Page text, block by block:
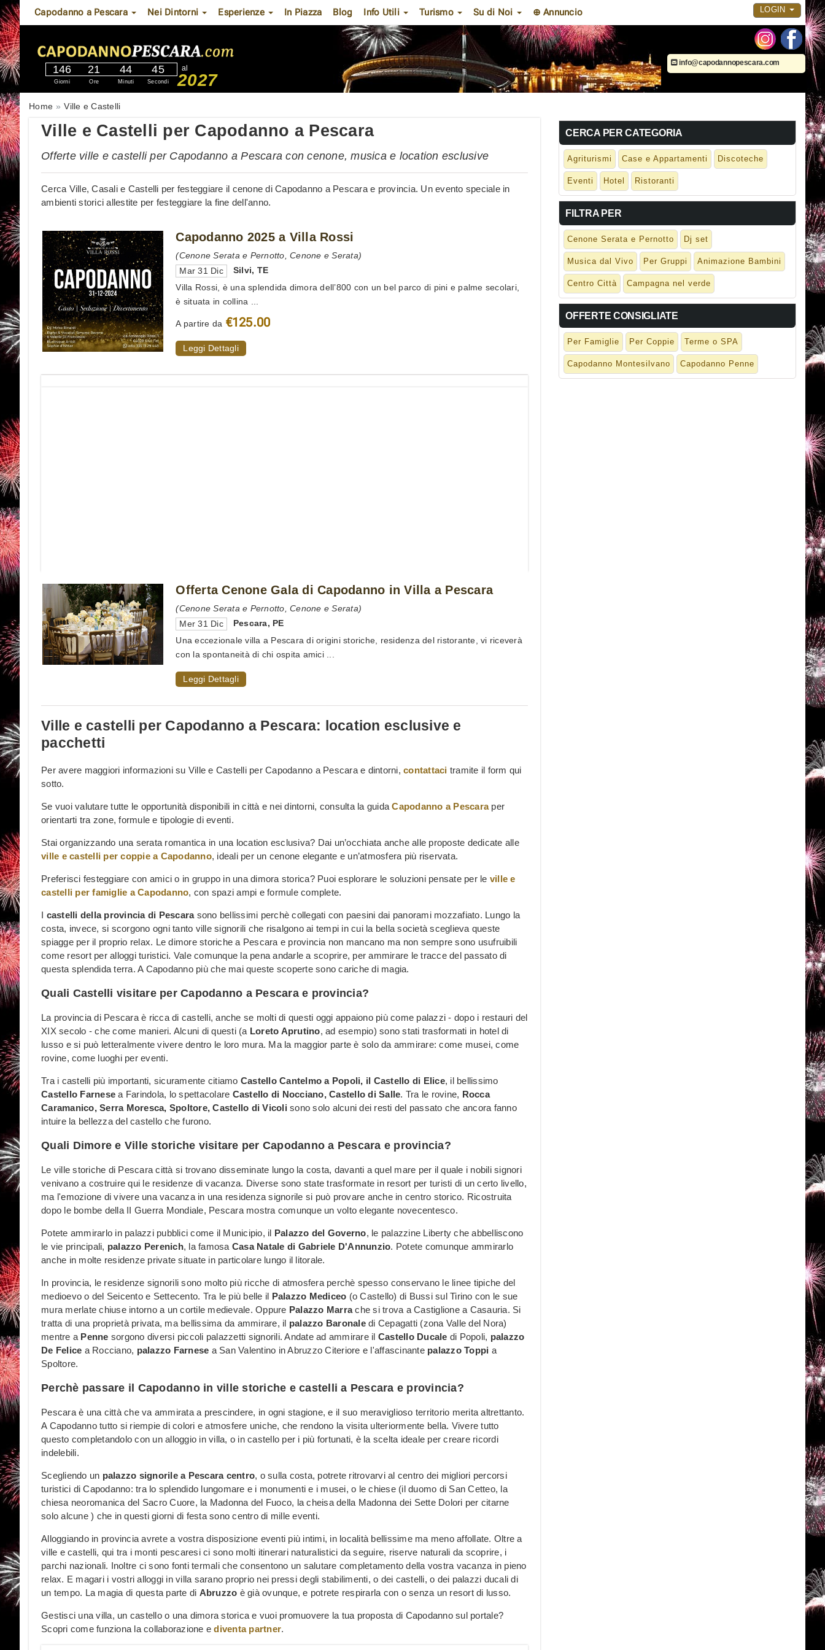
Capodanno a Pescara Nei Dintorni Esperienze In Piazza Blog Info Utili Turismo Su di Noi ⊕ Annuncio LOGIN
146
Giorni
21
Ore
44
Minuti
44
Secondi
al
2027
info@capodannopescara.com
Home Ville e Castelli
Ville e Castelli per Capodanno a Pescara
Offerte ville e castelli per Capodanno a Pescara con cenone, musica e location esclusive
Cerca Ville, Casali e Castelli per festeggiare il cenone di Capodanno a Pescara e provincia. Un evento speciale in
ambienti storici allestite per festeggiare la fine dell'anno.
Capodanno 2025 a Villa Rossi
(Cenone Serata e Pernotto, Cenone e Serata)
Mar 31 Dic
Silvi, TE
Villa Rossi, è una splendida dimora dell’800 con un bel parco di pini e palme secolari,
è situata in collina ...
A partire da €125.00
Leggi Dettagli
Offerta Cenone Gala di Capodanno in Villa a Pescara
(Cenone Serata e Pernotto, Cenone e Serata)
Mer 31 Dic
Pescara, PE
Una eccezionale villa a Pescara di origini storiche, residenza del ristorante, vi riceverà
con la spontaneità di chi ospita amici ...
Leggi Dettagli
Ville e castelli per Capodanno a Pescara: location esclusive e
pacchetti
Per avere maggiori informazioni su Ville e Castelli per Capodanno a Pescara e dintorni, contattaci tramite il form qui
sotto.
Se vuoi valutare tutte le opportunità disponibili in città e nei dintorni, consulta la guidaCapodanno a Pescaraper
orientarti tra zone, formule e tipologie di eventi.
Stai organizzando una serata romantica in una location esclusiva? Dai un’occhiata anche alle proposte dedicate alle
ville e castelli per coppie a Capodanno, ideali per un cenone elegante e un’atmosfera più riservata.
Preferisci festeggiare con amici o in gruppo in una dimora storica? Puoi esplorare le soluzioni pensate per le ville e
castelli per famiglie a Capodanno, con spazi ampi e formule complete.
I castelli della provincia di Pescara sono bellissimi perchè collegati con paesini dai panorami mozzafiato. Lungo la
costa, invece, si scorgono ogni tanto ville signorili che risalgono ai tempi in cui la bella società sceglieva queste
spiagge per il proprio relax. Le dimore storiche a Pescara e provincia non mancano ma non sempre sono usufruibili
come resort per alloggi turistici. Vale comunque la pena andarle a scoprire, per ammirare le tracce del passato di
questa splendida terra. A Capodanno più che mai queste scoperte sono cariche di magia.
Quali Castelli visitare per Capodanno a Pescara e provincia?
La provincia di Pescara è ricca di castelli, anche se molti di questi oggi appaiono più come palazzi - dopo i restauri del
XIX secolo - che come manieri. Alcuni di questi (a Loreto Aprutino, ad esempio) sono stati trasformati in hotel di
lusso e si può letteralmente vivere dentro le loro mura. Ma la maggior parte è solo da ammirare: come musei, come
rovine, come luoghi per eventi.
Tra i castelli più importanti, sicuramente citiamo Castello Cantelmo a Popoli, il Castello di Elice, il bellissimo
Castello Farnesea Farindola, lo spettacolare Castello di Nocciano, Castello di Salle. Tra le rovine, Rocca
Caramanico, Serra Moresca, Spoltore, Castello di Vicoli sono solo alcuni dei resti del passato che ancora fanno
intuire la bellezza del castello che furono.
Quali Dimore e Ville storiche visitare per Capodanno a Pescara e provincia?
Le ville storiche di Pescara città si trovano disseminate lungo la costa, davanti a quel mare per il quale i nobili signori
venivano a costruire qui le residenze di vacanza. Diverse sono state trasformate in resort per turisti di un certo livello,
ma l'emozione di vivere una vacanza in una residenza signorile si può provare anche in centro storico. Ricostruita
dopo le bombe della II Guerra Mondiale, Pescara mostra comunque un volto elegante novecentesco.
Potete ammirarlo in palazzi pubblici come il Municipio, il Palazzo del Governo, le palazzine Liberty che abbelliscono
le vie principali, palazzo Perenich, la famosa Casa Natale di Gabriele D'Annunzio. Potete comunque ammirarlo
anche in molte residenze private situate in particolare lungo il litorale.
In provincia, le residenze signorili sono molto più ricche di atmosfera perchè spesso conservano le linee tipiche del
medioevo o del Seicento e Settecento. Tra le più belle il Palazzo Mediceo (o Castello) di Bussi sul Tirino con le sue
mura merlate chiuse intorno a un cortile medievale. Oppure Palazzo Marrache si trova a Castiglione a Casauria. Si
tratta di una proprietà privata, ma bellissima da ammirare, il palazzo Baronaledi Cepagatti (zona Valle del Nora)
mentre a Penne sorgono diversi piccoli palazzetti signorili. Andate ad ammirare il Castello Ducale di Popoli, palazzo
De Felice a Rocciano, palazzo Farnese a San Valentino in Abruzzo Citeriore e l'affascinante palazzo Toppi a
Spoltore.
Perchè passare il Capodanno in ville storiche e castelli a Pescara e provincia?
Pescara è una città che va ammirata a prescindere, in ogni stagione, e il suo meraviglioso territorio merita altrettanto.
A Capodanno tutto si riempie di colori e atmosfere uniche, che rendono la visita ulteriormente bella. Vivere tutto
questo completandolo con un alloggio in villa, o in castello per i più fortunati, è la scelta ideale per creare ricordi
indelebili.
Scegliendo un palazzo signorile a Pescara centro, o sulla costa, potrete ritrovarvi al centro dei migliori percorsi
turistici di Capodanno: tra lo splendido lungomare e i monumenti e i musei, o le chiese (il duomo di San Cetteo, la
chiesa neoromanica del Sacro Cuore, la Madonna del Fuoco, la cheisa della Madonna dei Sette Dolori per citarne
solo alcune ) che in questi giorni di festa sono centro di mille eventi.
Alloggiando in provincia avrete a vostra disposizione eventi più intimi, in località bellissime ma meno affollate. Oltre a
ville e castelli, qui tra i monti pescaresi ci sono molti itinerari naturalistici da seguire, riserve naturali da scoprire, i
parchi nazionali. Inoltre ci sono fonti termali che consentono un salutare completamento della vostra vacanza in pieno
relax. E magari i vostri alloggi in villa sarano proprio nei pressi degli stabilimenti, o dei castelli, o dei palazzi ducali di
un tempo. La magia di questa parte di Abruzzo è già ovunque, e potrete respirarla con o senza un resort di lusso.
Gestisci una villa, un castello o una dimora storica e vuoi promuovere la tua proposta di Capodanno sul portale?
Scopri come funziona la collaborazione ediventa partner.
CERCA PER CATEGORIA
Agriturismi Case e Appartamenti Discoteche
Eventi Hotel Ristoranti
FILTRA PER
Cenone Serata e Pernotto Dj set
Musica dal Vivo Per Gruppi Animazione Bambini
Centro Città Campagna nel verde
OFFERTE CONSIGLIATE
Per Famiglie Per Coppie Terme o SPA
Capodanno Montesilvano Capodanno Penne